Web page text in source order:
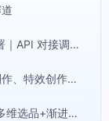
AI CodeX实战课｜Windows/Mac 本地部署｜API 对接调通｜Skill 自制｜漫剧剪辑｜网站 VR 项目｜AI项目落地全教程
AI视频全能大师实战课｜全赛道AI短视频制作、特效创作、场景变现零基础全套教程
2026亚马逊实战通关特训营-2026更新，多维选品+渐进式打法+AI应用，从0到1打造盈利店铺